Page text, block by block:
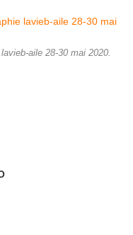
aile 28-30 mai 2020.